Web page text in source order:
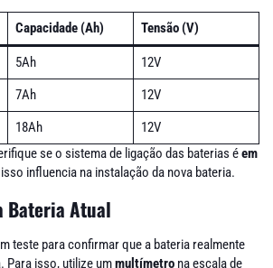
Capacidade (Ah) Tensão (V)
5Ah
12V
7Ah
12V
18Ah
12V
se o sistema de ligação das baterias éem
influencia na instalação da nova bateria.
Bateria Atual
teste para confirmar que a bateria realmente
Para isso, utilize ummultímetro na escala de